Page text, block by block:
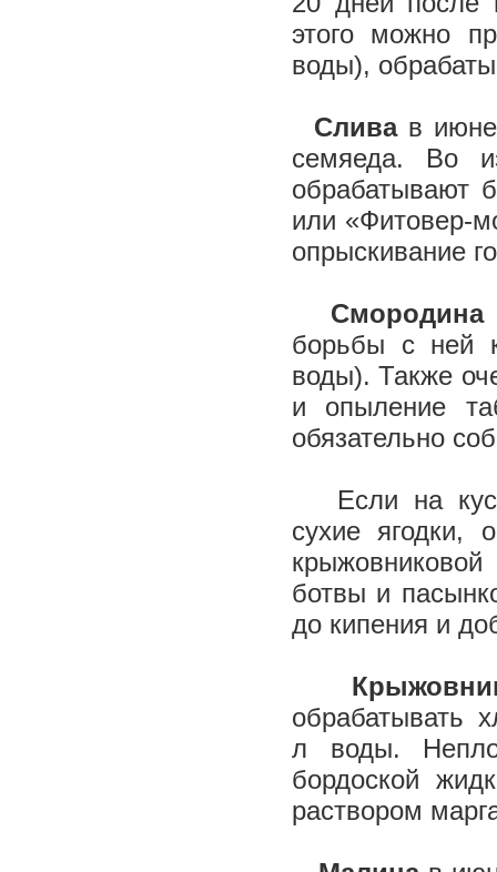
этого можно
воды),
Сливав июне
семяеда. Во
обрабатывают
или «Фитовер-
опрыскивание
Смородина
борьбы с ней
воды). Также
и опыление
обязательно
Если на
сухие ягодки,
ботвы и
до кипения и
обрабатывать
л воды.
бордоской
раствором